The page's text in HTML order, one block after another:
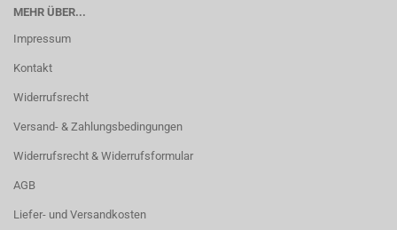
MEHR ÜBER...
Impressum
Kontakt
Widerrufsrecht
Versand- & Zahlungsbedingungen
Widerrufsrecht & Widerrufsformular
AGB
Liefer- und Versandkosten